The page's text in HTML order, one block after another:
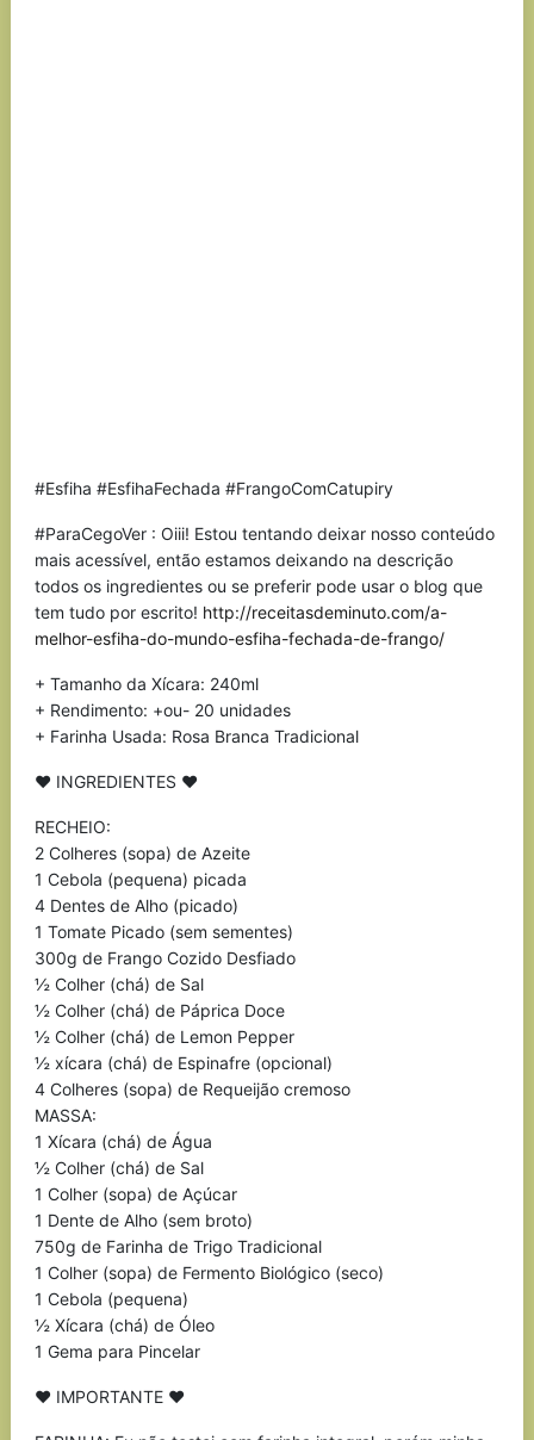
#Esfiha #EsfihaFechada #FrangoComCatupiry
#ParaCegoVer : Oiii! Estou tentando deixar nosso conteúdo
mais acessível, então estamos deixando na descrição
todos os ingredientes ou se preferir pode usar o blog que
tem tudo por escrito! http://receitasdeminuto.com/a-
melhor-esfiha-do-mundo-esfiha-fechada-de-frango/
+ Tamanho da Xícara: 240ml
+ Rendimento: +ou- 20 unidades
+ Farinha Usada: Rosa Branca Tradicional
♥ INGREDIENTES ♥
RECHEIO:
2 Colheres (sopa) de Azeite
1 Cebola (pequena) picada
4 Dentes de Alho (picado)
1 Tomate Picado (sem sementes)
300g de Frango Cozido Desfiado
½ Colher (chá) de Sal
½ Colher (chá) de Páprica Doce
½ Colher (chá) de Lemon Pepper
½ xícara (chá) de Espinafre (opcional)
4 Colheres (sopa) de Requeijão cremoso
MASSA:
1 Xícara (chá) de Água
½ Colher (chá) de Sal
1 Colher (sopa) de Açúcar
1 Dente de Alho (sem broto)
750g de Farinha de Trigo Tradicional
1 Colher (sopa) de Fermento Biológico (seco)
1 Cebola (pequena)
½ Xícara (chá) de Óleo
1 Gema para Pincelar
♥ IMPORTANTE ♥